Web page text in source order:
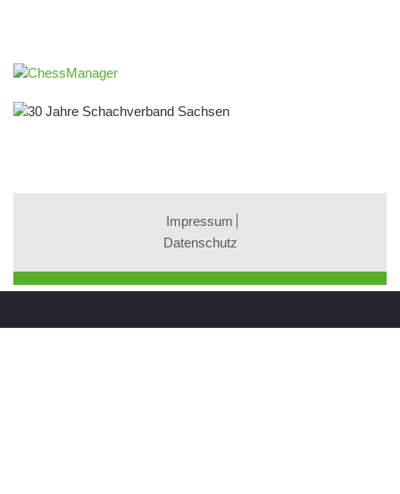
Impressum
Datenschutz